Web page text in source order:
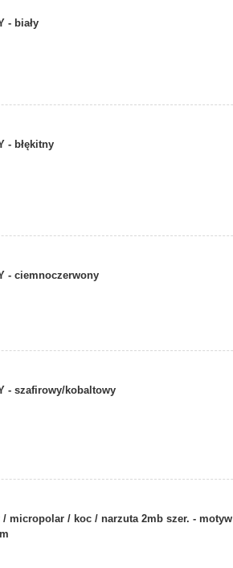
- biały
- błękitny
- ciemnoczerwony
- szafirowy/kobaltowy
micropolar / koc / narzuta 2mb szer. - motyw